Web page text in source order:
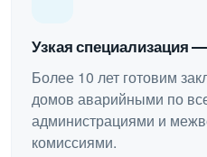
Узкая специализация
Более 10 лет готовим
домов аварийными по
администрациями и
комиссиями.